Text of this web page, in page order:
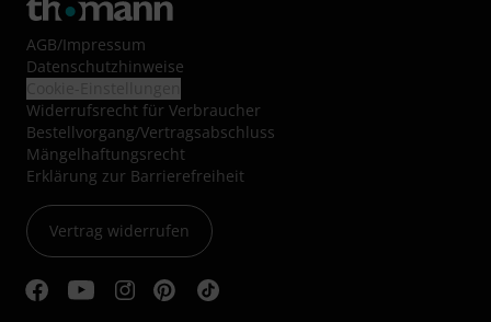
AGB/Impressum
Datenschutzhinweise
Widerrufsrecht für Verbraucher
Bestellvorgang/Vertragsabschluss
Mängelhaftungsrecht
Erklärung zur Barrierefreiheit
Vertrag widerrufen